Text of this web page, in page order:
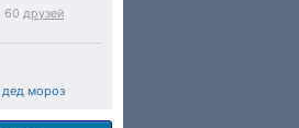
60 друзей
дед мороз